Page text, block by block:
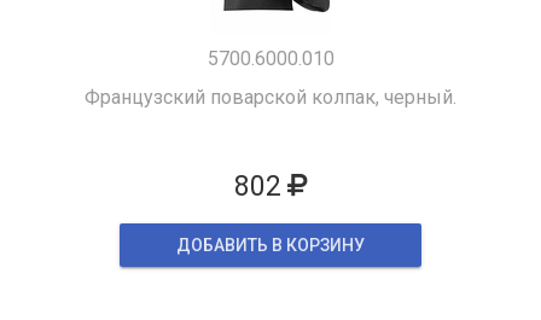
5700.6000.010
Французский поварской колпак, черный.
802
ДОБАВИТЬ В КОРЗИНУ